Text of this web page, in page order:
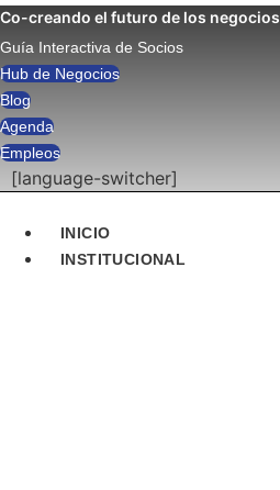
Ir
al
contenido
Co-creando el futuro de los negocios
Guía Interactiva de Socios
Hub de Negocios
Blog
Agenda
Empleos
[language-switcher]
INICIO
INSTITUCIONAL